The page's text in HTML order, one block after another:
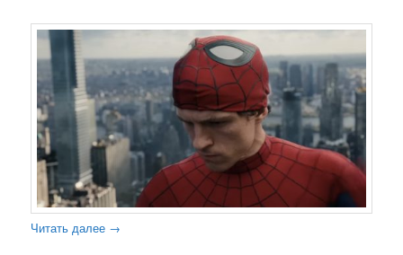
Читать далее →